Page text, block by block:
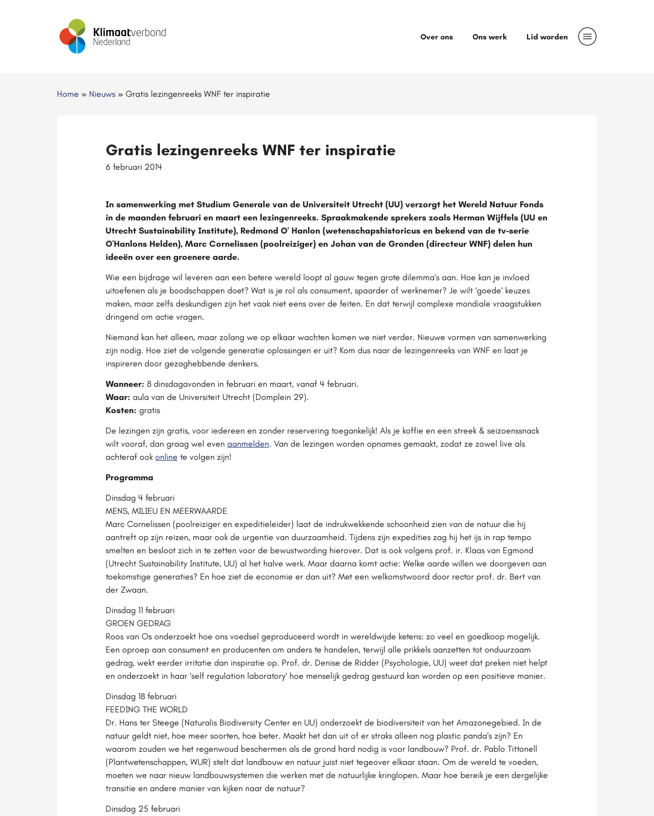
Over ons Ons werk Lid worden
Home » Nieuws » Gratis lezingenreeks WNF ter inspiratie
Gratis lezingenreeks WNF ter inspiratie
6 februari 2014
In samenwerking met Studium Generale van de Universiteit Utrecht (UU) verzorgt het Wereld Natuur Fonds
in de maanden februari en maart een lezingenreeks. Spraakmakende sprekers zoals Herman Wijffels (UU en
Utrecht Sustainability Institute), Redmond O' Hanlon (wetenschapshistoricus en bekend van de tv-serie
O'Hanlons Helden), Marc Cornelissen (poolreiziger) en Johan van de Gronden (directeur WNF) delen hun
ideeën over een groenere aarde.
Wie een bijdrage wil leveren aan een betere wereld loopt al gauw tegen grote dilemma’s aan. Hoe kan je invloed
uitoefenen als je boodschappen doet? Wat is je rol als consument, spaarder of werknemer? Je wilt ‘goede’ keuzes
maken, maar zelfs deskundigen zijn het vaak niet eens over de feiten. En dat terwijl complexe mondiale vraagstukken
dringend om actie vragen.
Niemand kan het alleen, maar zolang we op elkaar wachten komen we niet verder. Nieuwe vormen van samenwerking
zijn nodig. Hoe ziet de volgende generatie oplossingen er uit? Kom dus naar de lezingenreeks van WNF en laat je
inspireren door gezaghebbende denkers.
Wanneer: 8 dinsdagavonden in februari en maart, vanaf 4 februari.
Waar: aula van de Universiteit Utrecht (Domplein 29).
Kosten: gratis
De lezingen zijn gratis, voor iedereen en zonder reservering toegankelijk! Als je koffie en een streek & seizoenssnack
wilt vooraf, dan graag wel even aanmelden. Van de lezingen worden opnames gemaakt, zodat ze zowel live als
achteraf ook online te volgen zijn!
Programma
Dinsdag 4 februari
MENS, MILIEU EN MEERWAARDE
Marc Cornelissen (poolreiziger en expeditieleider) laat de indrukwekkende schoonheid zien van de natuur die hij
aantreft op zijn reizen, maar ook de urgentie van duurzaamheid. Tijdens zijn expedities zag hij het ijs in rap tempo
smelten en besloot zich in te zetten voor de bewustwording hierover. Dat is ook volgens prof. ir. Klaas van Egmond
(Utrecht Sustainability Institute, UU) al het halve werk. Maar daarna komt actie: Welke aarde willen we doorgeven aan
toekomstige generaties? En hoe ziet de economie er dan uit? Met een welkomstwoord door rector prof. dr. Bert van
der Zwaan.
Dinsdag 11 februari
GROEN GEDRAG
Roos van Os onderzoekt hoe ons voedsel geproduceerd wordt in wereldwijde ketens: zo veel en goedkoop mogelijk.
Een oproep aan consument en producenten om anders te handelen, terwijl alle prikkels aanzetten tot onduurzaam
gedrag, wekt eerder irritatie dan inspiratie op. Prof. dr. Denise de Ridder (Psychologie, UU) weet dat preken niet helpt
en onderzoekt in haar 'self regulation laboratory' hoe menselijk gedrag gestuurd kan worden op een positieve manier.
Dinsdag 18 februari
FEEDING THE WORLD
Dr. Hans ter Steege (Naturalis Biodiversity Center en UU) onderzoekt de biodiversiteit van het Amazonegebied. In de
natuur geldt niet, hoe meer soorten, hoe beter. Maakt het dan uit of er straks alleen nog plastic panda’s zijn? En
waarom zouden we het regenwoud beschermen als de grond hard nodig is voor landbouw? Prof. dr. Pablo Tittonell
(Plantwetenschappen, WUR) stelt dat landbouw en natuur juist niet tegeover elkaar staan. Om de wereld te voeden,
moeten we naar nieuw landbouwsystemen die werken met de natuurlijke kringlopen. Maar hoe bereik je een dergelijke
transitie en andere manier van kijken naar de natuur?
Dinsdag 25 februari